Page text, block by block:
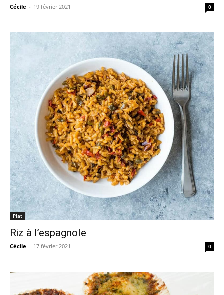
Cécile - 19 février 2021 0
Plat
Riz à l’espagnole
Cécile - 17 février 2021 0